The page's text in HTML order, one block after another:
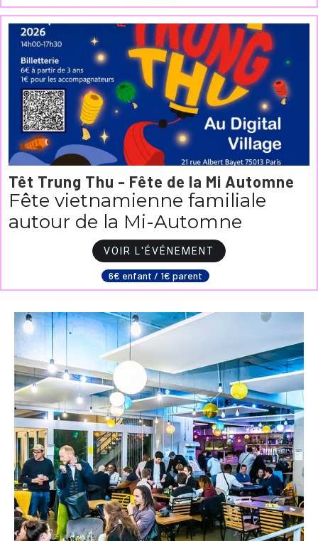
Têt Trung Thu - Fête de la Mi Automne
Fête vietnamienne familiale
autour de la Mi-Automne
VOIR L'ÉVÉNEMENT
6€ enfant / 1€ parent